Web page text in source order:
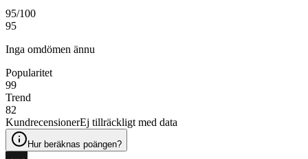
95/100
95
Inga omdömen ännu
Popularitet
99
Trend
82
KundrecensionerEj tillräckligt med data
Hur beräknas poängen?